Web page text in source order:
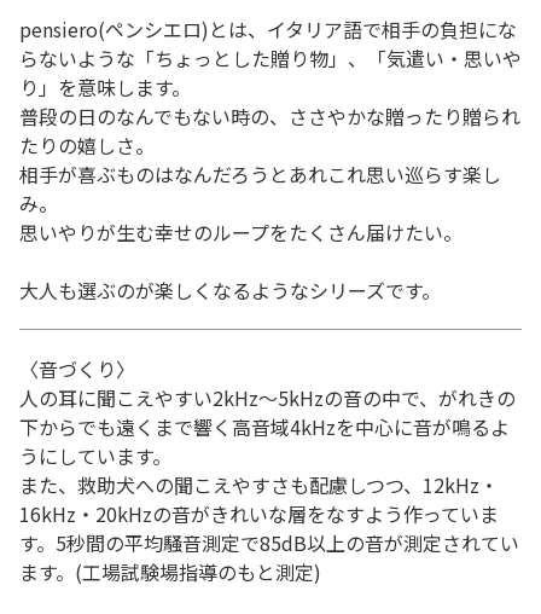
pensiero(ペンシエロ)とは、イタリア語で相手の負担にな
らないような「ちょっとした贈り物」、「気遣い・思いや
り」を意味します。
普段の日のなんでもない時の、ささやかな贈ったり贈られ
たりの嬉しさ。
相手が喜ぶものはなんだろうとあれこれ思い巡らす楽し
み。
思いやりが生む幸せのループをたくさん届けたい。
大人も選ぶのが楽しくなるようなシリーズです。
〈音づくり〉
人の耳に聞こえやすい2kHz～5kHzの音の中で、がれきの
下からでも遠くまで響く高音域4kHzを中心に音が鳴るよ
うにしています。
また、救助犬への聞こえやすさも配慮しつつ、12kHz・
16kHz・20kHzの音がきれいな層をなすよう作っていま
す。5秒間の平均騒音測定で85dB以上の音が測定されてい
ます。(工場試験場指導のもと測定)